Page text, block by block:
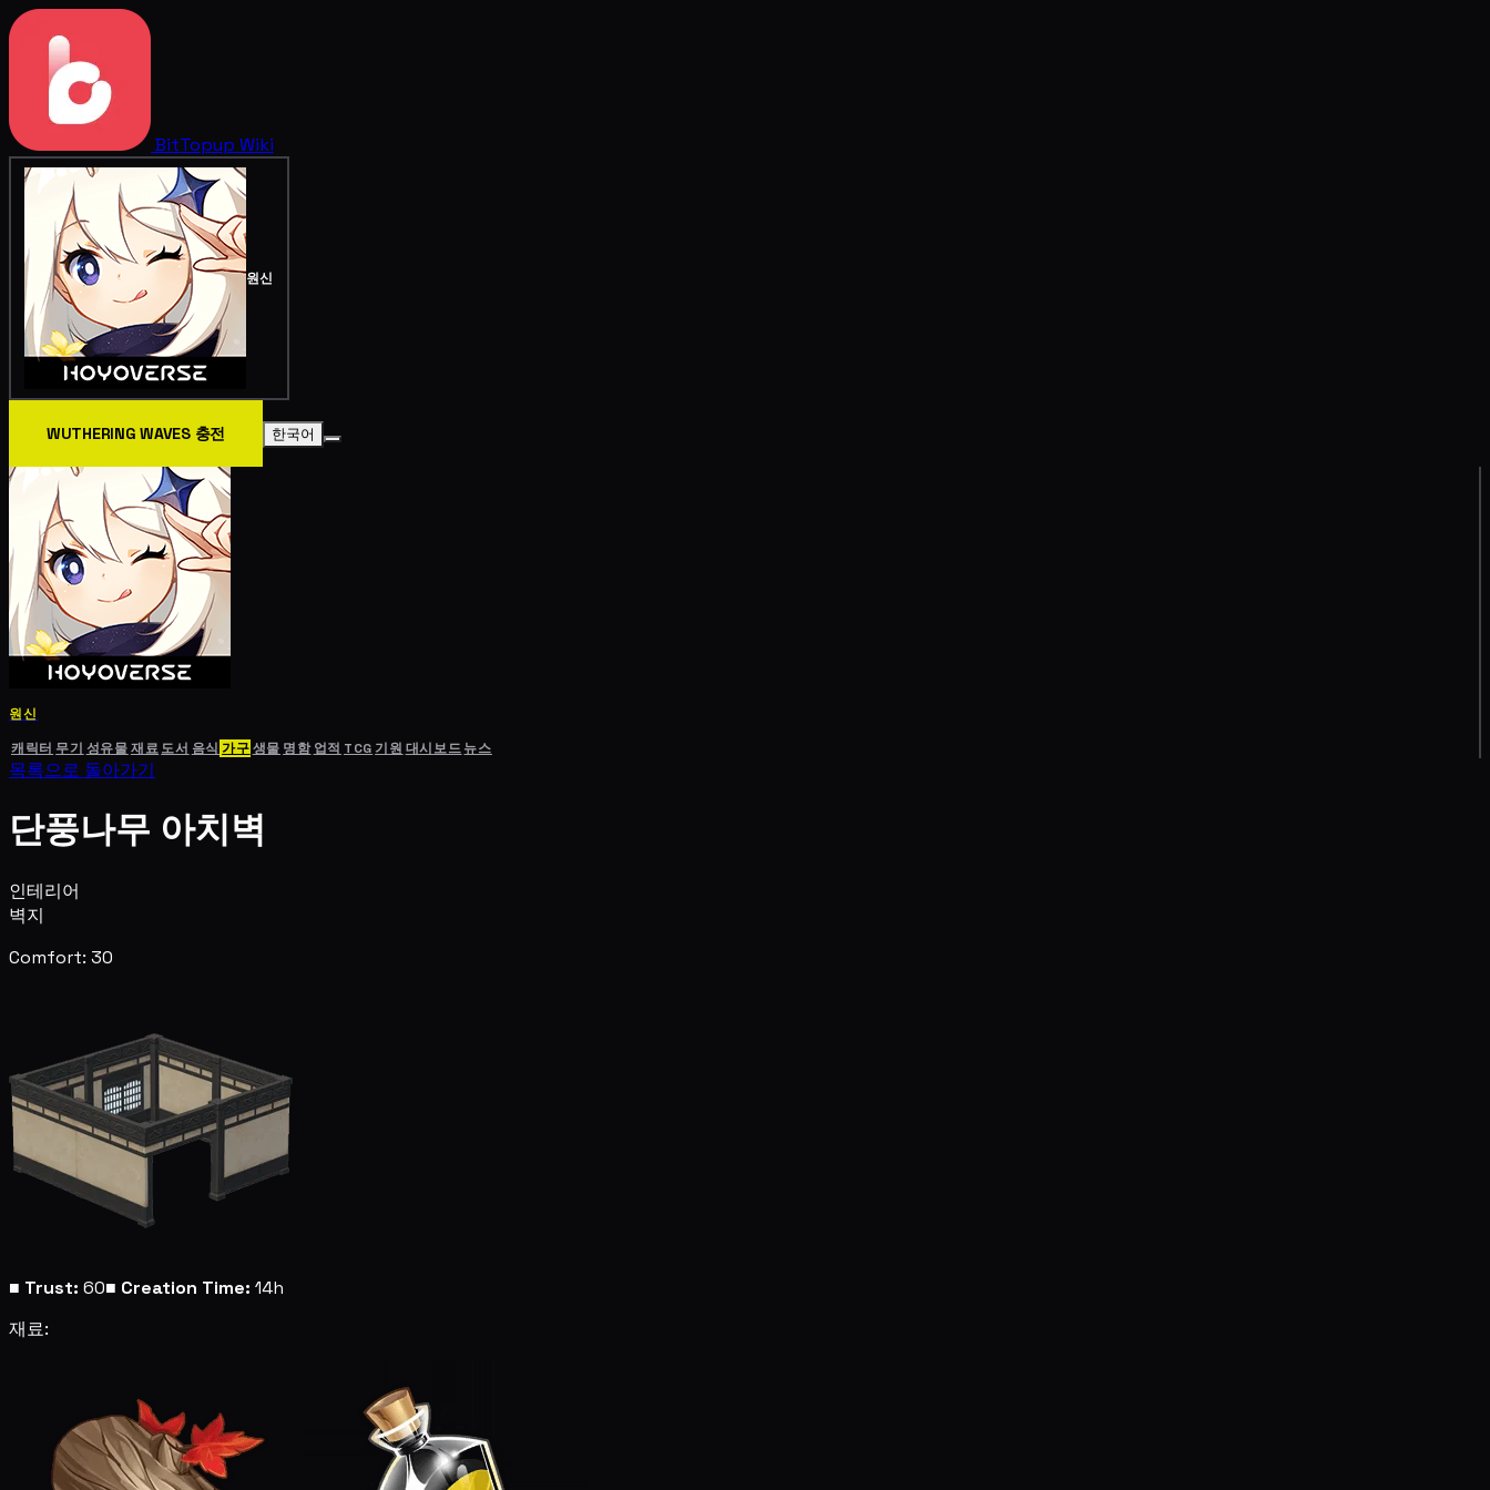
BitTopup Wiki
원신
WUTHERING WAVES 충전 한국어
원신
캐릭터 무기 성유물재료도서 음식 가구생물 명함 업적 TCG기원 대시보드뉴스
목록으로 돌아가기
단풍나무 아치벽
인테리어
벽지
Comfort: 30
■ Trust: 60■ Creation Time: 14h
재료: